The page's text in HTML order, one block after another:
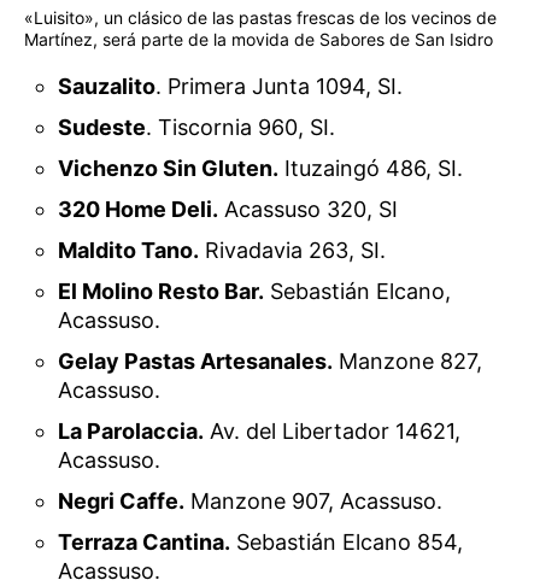
«Luisito», un clásico de las pastas frescas de los vecinos de
Martínez, será parte de la movida de Sabores de San Isidro
Sauzalito. Primera Junta 1094, SI.
Sudeste. Tiscornia 960, SI.
Vichenzo Sin Gluten. Ituzaingó 486, SI.
320 Home Deli. Acassuso 320, SI
Maldito Tano. Rivadavia 263, SI.
El Molino Resto Bar. Sebastián Elcano,
Acassuso.
Gelay Pastas Artesanales. Manzone 827,
Acassuso.
La Parolaccia. Av. del Libertador 14621,
Acassuso.
Negri Caffe. Manzone 907, Acassuso.
Terraza Cantina. Sebastián Elcano 854,
Acassuso.